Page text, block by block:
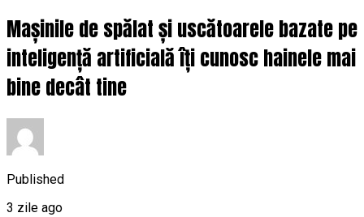
Mașinile de spălat și uscătoarele bazate pe
inteligență artificială îți cunosc hainele mai
bine decât tine
Published
3 zile ago